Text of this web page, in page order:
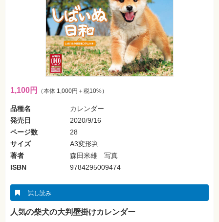
SNS
Web
作
成・
マ
ー
ケ
テ
ィ
グ
ビ
ジ
ス・
読
1,100円 （本体 1,000円＋税10%）
品種名
カレンダー
発売日
2020/9/16
ページ数
28
サイズ
A3変形判
著者
森田米雄 写真
ISBN
9784295009474
試し読み
人気の柴犬の大判壁掛けカレンダー